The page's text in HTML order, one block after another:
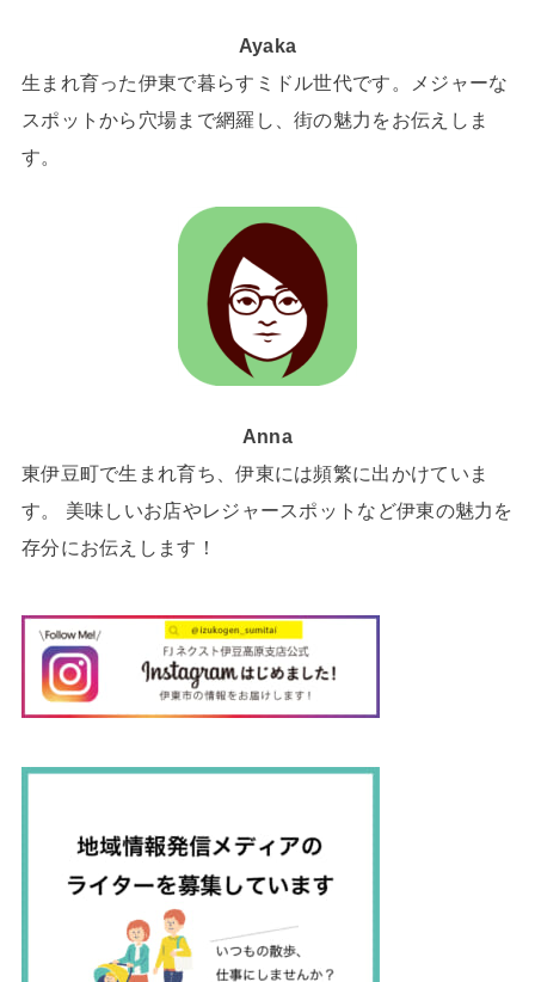
Ayaka
生まれ育った伊東で暮らすミドル世代です。メジャーな
スポットから穴場まで網羅し、街の魅力をお伝えしま
す。
Anna
東伊豆町で生まれ育ち、伊東には頻繁に出かけていま
す。 美味しいお店やレジャースポットなど伊東の魅力を
存分にお伝えします！